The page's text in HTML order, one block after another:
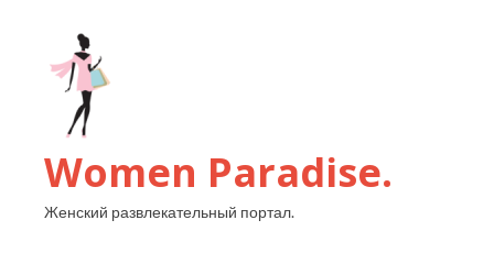
Women Paradise.
Женский развлекательный портал.